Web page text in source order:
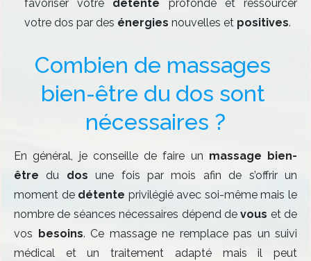
favoriser votre détente profonde et ressourcer
votre dos par des énergies nouvelles et positives.
Combien de massages
bien-être du dos sont
nécessaires ?
En général, je conseille de faire un massage bien-
êtredu dos une fois par mois afin de s’offrir un
moment de détente privilégié avec soi-même mais le
nombre de séances nécessaires dépend devous et de
vos besoins. Ce massage ne remplace pas un suivi
médical et un traitement adapté mais il peut